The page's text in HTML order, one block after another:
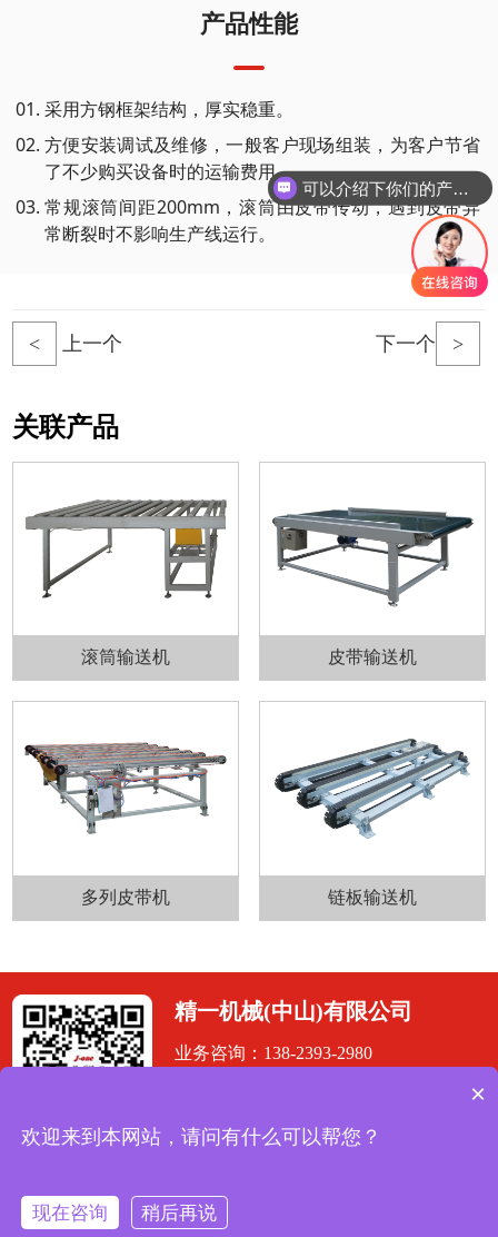
产品性能
采用方钢框架结构，厚实稳重。
方便安装调试及维修，一般客户现场组装，为客户节省
了不少购买设备时的运输费用。
常规滚筒间距200mm，滚筒由皮带传动，遇到皮带异
常断裂时不影响生产线运行。
< 上一个 下一个 >
关联产品
滚筒输送机 皮带输送机
多列皮带机 链板输送机
微信公众号
精一机械(中山)有限公司
业务咨询：138-2393-2980
地址：广东省中山市港口镇沙港中路20
版权所有 © 2023 精一机械(中山)有限
公司
可以介绍下你们的产品么
×
欢迎来到本网站，请问有什么可以帮您？
现在咨询 稍后再说